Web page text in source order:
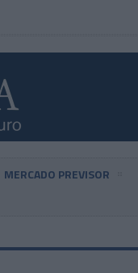
MERCADO PREVISOR